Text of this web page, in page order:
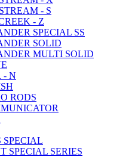
- S
- Z
SPECIAL SS
SOLID
MULTI SOLID
- N
RODS
SPECIAL
SPECIAL SERIES